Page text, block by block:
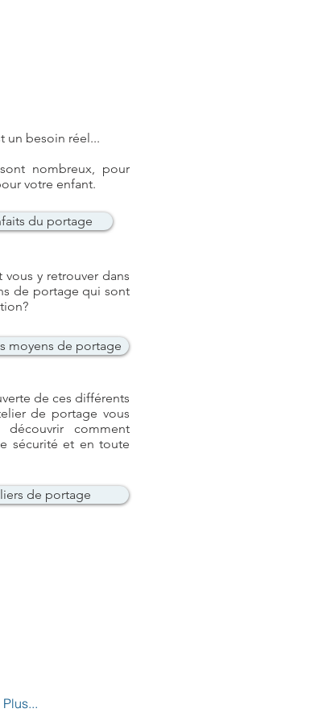
un besoin réel...
nombreux, pour
votre enfant.
vous y retrouver dans
de portage qui sont
de ces différents
de portage vous
découvrir comment
sécurité et en toute
du portage
moyens de portage
de portage
Plus...